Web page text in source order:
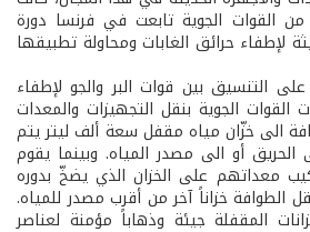
القوات الجوية تابعت في فرنسا دورة
لإطفاء حرائق الغابات ومحاولة تطبيقها
التنسيق بين قوات البر والجو لإطفاء
الجوية بنقل التجهيزات والمعدات
الى خزّان مياه مقفل سعة ألف ليتر يتم
أو الى مصدر المياه. وبينما يقوم
معداتهم على الخزان الذي يضخّ بدوره
الطوافة خزاناً آخر من أقرب مصدر للمياه.
المقفلة جيئة وذهاباً مؤمنة لعناصر